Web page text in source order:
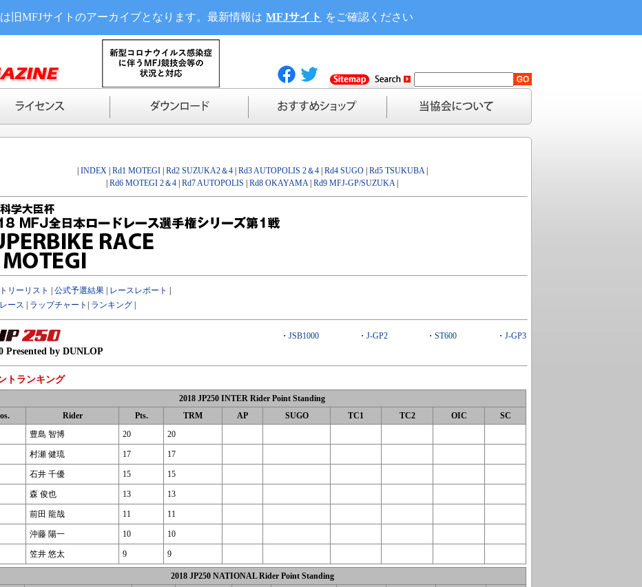
旧MFJサイトのアーカイブとなります。最新情報は MFJサイト をご確認ください
INDEX| Rd1 MOTEGI| Rd2 SUZUKA2＆4| Rd3 AUTOPOLIS 2＆4| Rd4 SUGO| Rd5 TSUKUBA|
Rd6 MOTEGI 2＆4 Rd7 AUTOPOLIS Rd8 OKAYAMA| Rd9 MFJ-GP/SUZUKA|
リーリスト 公式予選結果 レースレポート
ース ラップチャート ランキング
・ JSB1000 ・ J-GP2 ・ ST600 ・ J-GP3
Presented by DUNLOP
トランキング
2018 JP250 INTER Rider Point Standing
Rider Pts. TRM AP SUGO TC1 TC2 OIC
SC
豊島 智博 20 20
村瀬 健琉 17 17
石井 千優 15 15
森 俊也 13 13
前田 龍哉 11 11
沖藤 陽一 10 10
笠井 悠太 9 9
2018 JP250 NATIONAL Rider Point Standing